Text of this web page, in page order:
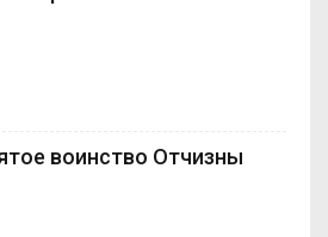
воинство Отчизны